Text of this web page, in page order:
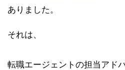
ありました。
それは、
転職エージェントの担当アド